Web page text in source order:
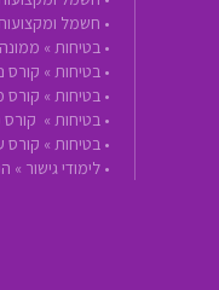
• חשמל
• בטיחות »
• בטיחות » קורס
• בטיחות » קורס
• בטיחות » קורס
• בטיחות » קורס
• לימודי גישור »